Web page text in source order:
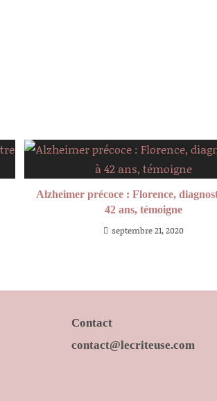
Alzheimer précoce : Florence,
42 ans, témoigne
septembre 21, 2020
Contact
contact@lecriteuse.com